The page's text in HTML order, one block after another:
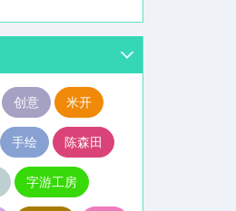
创意 米开
手绘 陈森田
字游工房